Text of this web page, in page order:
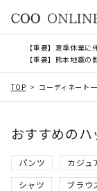
【重要】夏季休業
【重要】熊本地震
TOP コーディネート
おすすめの
パンツ カジュ
シャツ
ブラウ